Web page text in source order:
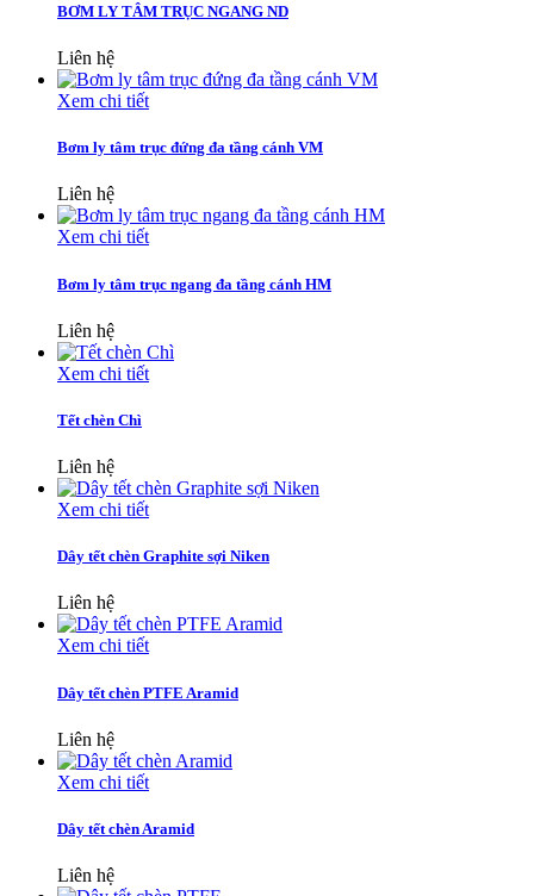
BƠM LY TÂM TRỤC NGANG ND
Liên hệ
Xem chi tiết
Bơm ly tâm trục đứng đa tầng cánh VM
Liên hệ
Xem chi tiết
Bơm ly tâm trục ngang đa tầng cánh HM
Liên hệ
Xem chi tiết
Tết chèn Chì
Liên hệ
Xem chi tiết
Dây tết chèn Graphite sợi Niken
Liên hệ
Xem chi tiết
Dây tết chèn PTFE Aramid
Liên hệ
Xem chi tiết
Dây tết chèn Aramid
Liên hệ